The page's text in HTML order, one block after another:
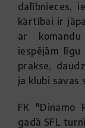
dalībnieces,
kārtībai ir
ar komandu
iespējām
prakse,
ja klubi savas
FK "Dinamo
gadā SFL